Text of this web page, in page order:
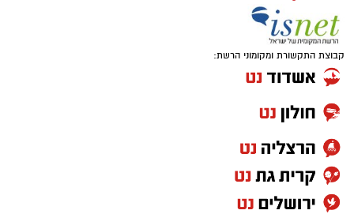
קבוצת התקשורת ומקומוני הרשת: